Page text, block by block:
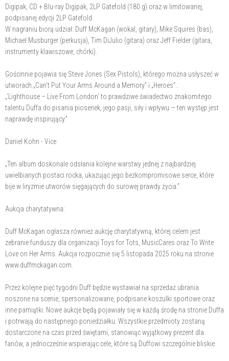
Digipak, CD + Blu-ray Digipak, 2LP Gatefold (180 g) oraz w limitowanej,
podpisanej edycji 2LP Gatefold.
W nagraniu biorą udział: Duff McKagan (wokal, gitary), Mike Squires (bas),
Michael Musburger (perkusja), Tim DiJulio (gitara) oraz Jeff Fielder (gitara,
instrumenty klawiszowe, chórki).
Gościnnie pojawia się Steve Jones (Sex Pistols), którego można usłyszeć w
utworach „Can’t Put Your Arms Around a Memory” i „Heroes”..
„‘Lighthouse – Live From London‘ to prawdziwe świadectwo znakomitego
talentu Duffa do pisania piosenek, jego pasji, siły i wpływu — ten występ jest
naprawdę inspirujący.”
Daniel Kohn - Vice
„Ten album doskonale odsłania kolejne warstwy jednej z najbardziej
uwielbianych postaci rocka, ukazując jego bezkompromisowe serce, które
bije w liryzmie utworów sięgających do surowej prawdy życia.”
Aukcja charytatywna:
Duff McKagan ogłasza również aukcję charytatywną, której celem jest
zebranie funduszy dla organizacji Toys for Tots, MusicCares oraz To Write
Love on Her Arms. Aukcja rozpocznie się 5 listopada 2025 roku na stronie
www.duffmckagan.com.
Przez kolejne pięć tygodni Duff będzie wystawiał na sprzedaż ubrania
noszone na scenie, spersonalizowane, podpisane koszulki sportowe oraz
inne pamiątki. Nowe aukcje będą pojawiały się w każdą środę na stronie Duffa
i potrwają do następnego poniedziałku. Wszystkie przedmioty zostaną
dostarczone na czas przed świętami, stanowiąc wyjątkowy prezent dla
fanów, a jednocześnie wspierając cele, które są Duffowi szczególnie bliskie.